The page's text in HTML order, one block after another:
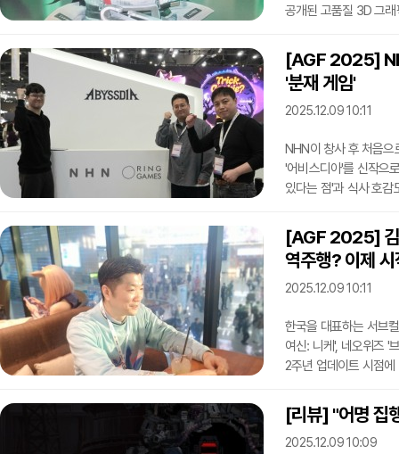
공개된 고품질 3D 그
게임 페스티벌(AGF)
마련됐다. 기존에 공개
띄었다.명일방주 엔드
본작의 차별점 '공업
[AGF 2025]
'분재 게임'
2025.12.09 10:11
NHN이 창사 후 처음
'어비스디아'를 신작으
있다는 점'과 식사 호
아이 퍼즐 스타'와 '어
지역에 올 8월 20일 출
미디어 인터뷰를 열었
이신희 PD, 김태현 개
[AGF 2025] 김
역주행? 이제
2025.12.09 10:11
한국을 대표하는 서브
여신: 니케', 네오위즈 '
2주년 업데이트 시점
2025' 현장에서 브더2
"2주년 업데이트 후 출
"우리가 세운 방향성에
[리뷰] "어명 집
2025.12.09 10:09